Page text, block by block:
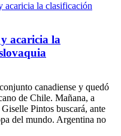
acaricia la
canadiense y quedó
de Chile. Mañana, a
Pintos buscará, ante
del mundo. Argentina no